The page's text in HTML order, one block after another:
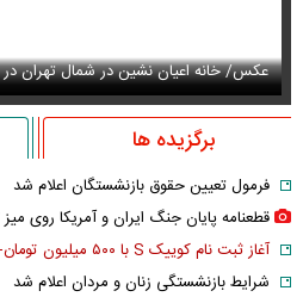
عکس/ خانه اعیان نشین در شمال تهران در
برگزیده ها
فرمول تعیین حقوق بازنشستگان اعلام شد
قطعنامه پایان جنگ ایران و آمریکا روی
آغاز ثبت نام کوییک S با ۵۰۰ میلیون تومان+ لینک
شرایط بازنشستگی زنان و مردان اعلام شد